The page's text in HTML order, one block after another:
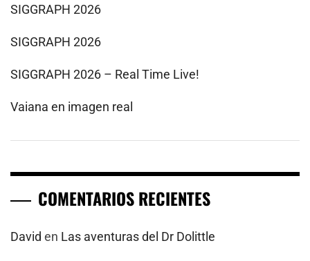
SIGGRAPH 2026
SIGGRAPH 2026
SIGGRAPH 2026 – Real Time Live!
Vaiana en imagen real
COMENTARIOS RECIENTES
David en Las aventuras del Dr Dolittle